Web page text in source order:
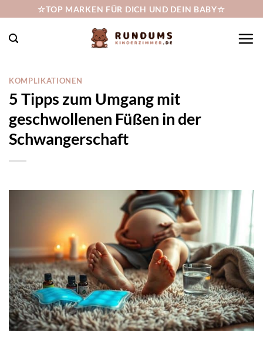
springen
☆TOP MARKEN FÜR DICH UND DEIN BABY☆
KOMPLIKATIONEN
5 Tipps zum Umgang mit
geschwollenen Füßen in der
Schwangerschaft